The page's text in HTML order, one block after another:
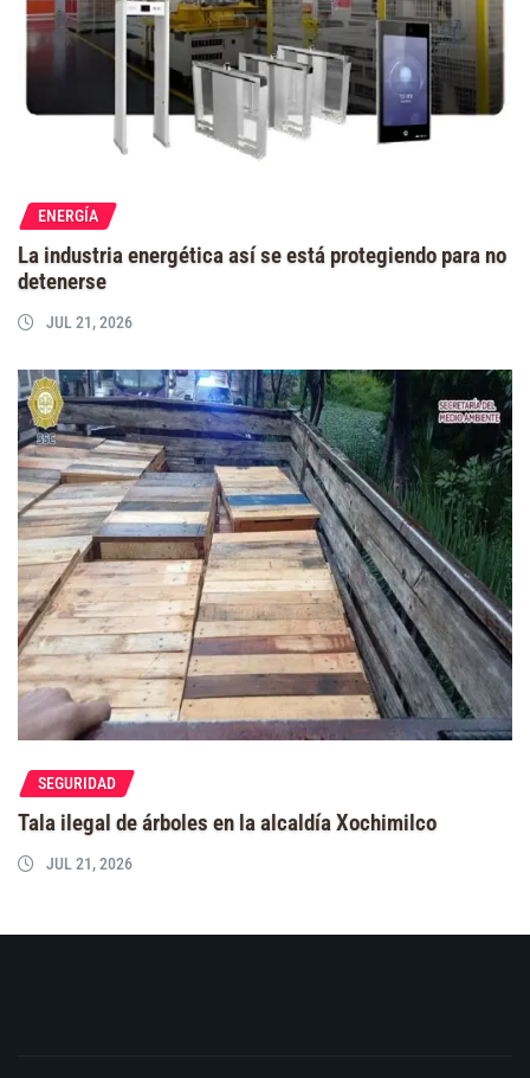
ENERGÍA
La industria energética así se está protegiendo para no
detenerse
JUL 21, 2026
SEGURIDAD
Tala ilegal de árboles en la alcaldía Xochimilco
JUL 21, 2026